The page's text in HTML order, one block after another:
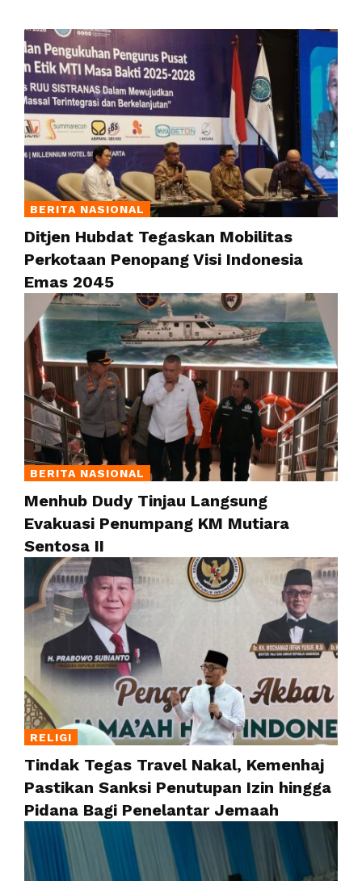
BERITA NASIONAL
Ditjen Hubdat Tegaskan Mobilitas
Perkotaan Penopang Visi Indonesia
Emas 2045
BERITA NASIONAL
Menhub Dudy Tinjau Langsung
Evakuasi Penumpang KM Mutiara
Sentosa II
RELIGI
Tindak Tegas Travel Nakal, Kemenhaj
Pastikan Sanksi Penutupan Izin hingga
Pidana Bagi Penelantar Jemaah